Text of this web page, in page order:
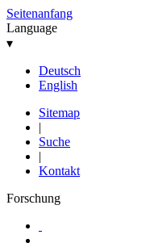
Seitenanfang
Language
▾
Deutsch
English
Sitemap
|
Suche
|
Kontakt
Forschung